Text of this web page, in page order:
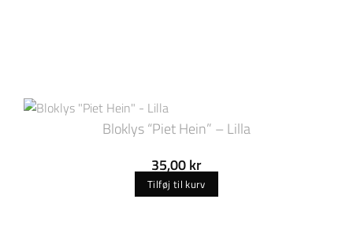
Bloklys “Piet Hein” – Lilla
35,00kr
Tilføj til kurv